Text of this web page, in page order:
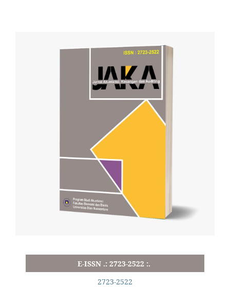
E-ISSN .: 2723-2522 :.
2723-2522